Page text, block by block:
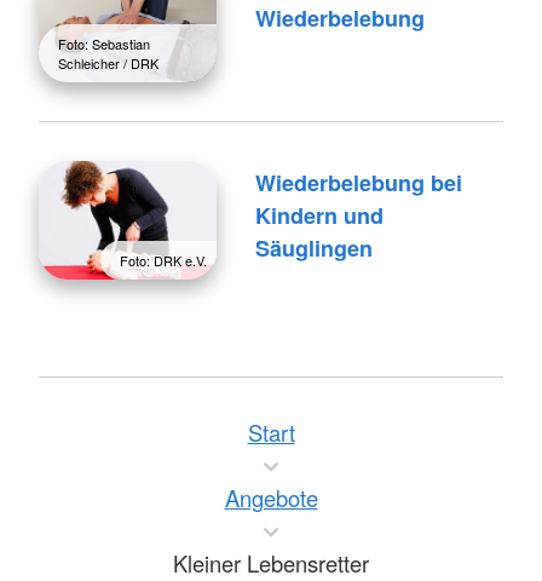
Foto: Sebastian
Schleicher / DRK
Wiederbelebung
Foto: DRK e.V.
Wiederbelebung bei
Kindern und
Säuglingen
Start
Angebote
Kleiner Lebensretter